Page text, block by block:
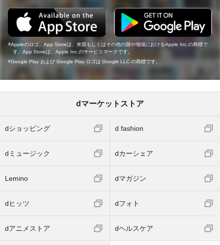
Appleのロゴ、App Storeは、米国もしくはその他の国や地域におけるApple Inc.の商標で
す。App Storeは、Apple Inc.のサービスマークです。
Google Play および Google Play ロゴは Google LLC の商標です。
dマーケットストア
dショッピング d fashion
dミュージック dカーシェア
Lemino dマガジン
dヒッツ dフォト
dアニメストア dヘルスケア